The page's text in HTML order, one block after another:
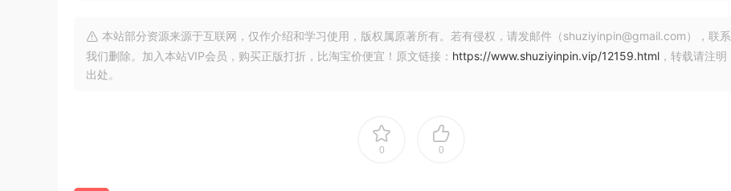
Tone Empire ReelightPro
Tone Empire SoulSquash
Tone Empire Stagate
本站部分资源来源于互联网，仅作介绍和学习使用，版权属原著所有。若有侵权，请发邮件（shuziyinpin@gmail.com），联系
我们删除。加入本站VIP会员，购买正版打折，比淘宝价便宜！原文链接： https://www.shuziyinpin.vip/12159.html ，转载请注明
出处。
0 0